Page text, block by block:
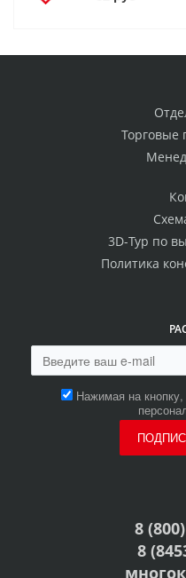
Торговые
3D-Тур по
Политика
Нажимая на
8
8